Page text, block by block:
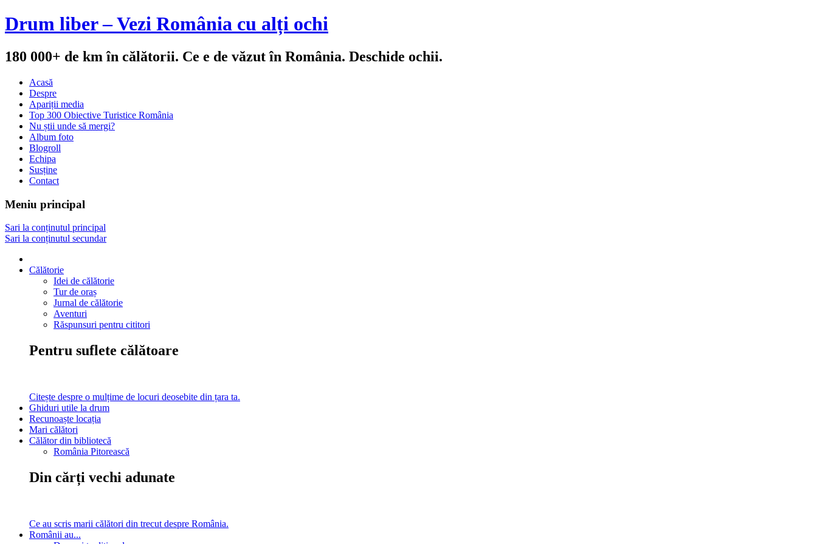
Drum liber – Vezi România cu alți ochi
180 000+ de km în călătorii. Ce e de văzut în România. Deschide ochii.
Acasă
Despre
Apariții media
Top 300 Obiective Turistice România
Nu știi unde să mergi?
Album foto
Blogroll
Echipa
Susține
Contact
Meniu principal
Sari la conținutul principal
Sari la conținutul secundar
Călătorie
Idei de călătorie
Tur de oraș
Jurnal de călătorie
Aventuri
Răspunsuri pentru cititori
Pentru suflete călătoare
Citește despre o mulțime de locuri deosebite din țara ta.
Ghiduri utile la drum
Recunoaște locația
Mari călători
Călător din bibliotecă
România Pitorească
Din cărți vechi adunate
Ce au scris marii călători din trecut despre România.
Românii au...